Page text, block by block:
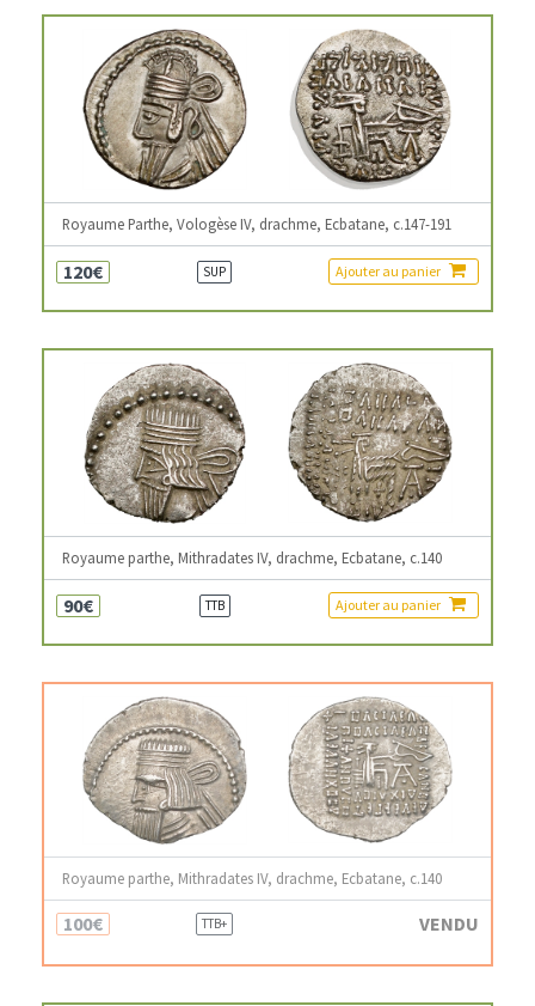
Royaume Parthe, Vologèse IV, drachme, Ecbatane, c.147-191
120€ SUP Ajouter au panier
Royaume parthe, Mithradates IV, drachme, Ecbatane, c.140
90€ TTB Ajouter au panier
Royaume parthe, Mithradates IV, drachme, Ecbatane, c.140
100€ TTB+ VENDU